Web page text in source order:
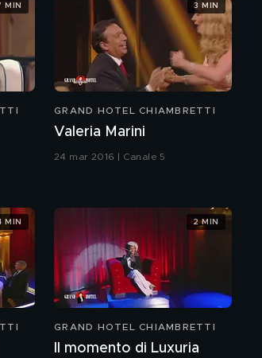
MIN
GRAND HOTEL CHIAMBRETTI
Valeria Marini
24 mar 2016 | Canale 5
3 MIN
MIN
GRAND HOTEL CHIAMBRETTI
Il momento di Luxuria
2 MIN